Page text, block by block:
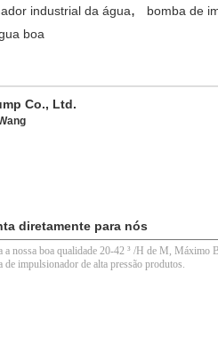
industrial da água, bomba de
boa
Co., Ltd.
diretamente para nós